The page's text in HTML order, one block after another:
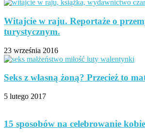
Witajcie w raju. Reportaże o
turystycznym.
23 września 2016
Seks z własną żoną? Przecież to
5 lutego 2017
15 sposobów na celebrowanie